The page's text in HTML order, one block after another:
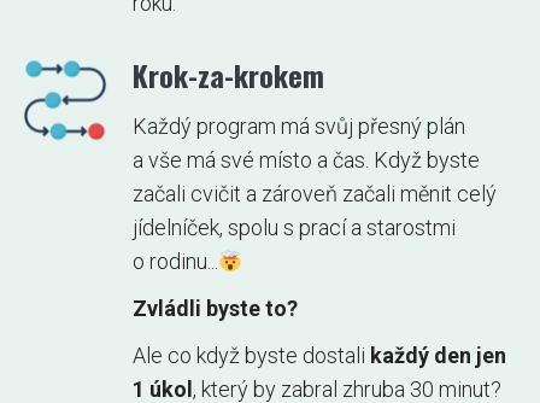
Krok-za-krokem
Každý program má svůj přesný plán
a vše má své místo a čas. Když byste
začali cvičit a zároveň začali měnit celý
jídelníček, spolu s prací a starostmi
o rodinu...
Zvládli byste to?
Ale co když byste dostali každý den jen
1 úkol, který by zabral zhruba 30 minut?